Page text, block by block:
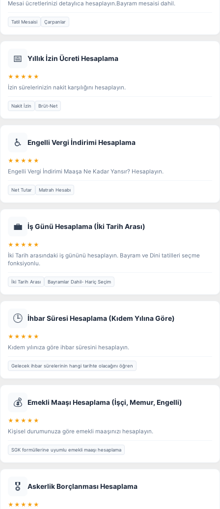
Mesai ücretlerinizi detaylıca hesaplayın.Bayram mesaisi dahil.
Tatil Mesaisi Çarpanlar
📅 Yıllık İzin Ücreti Hesaplama
★★★★★
İzin sürelerinizin nakit karşılığını hesaplayın.
Nakit İzin Brüt-Net
♿ Engelli Vergi İndirimi Hesaplama
★★★★★
Engelli Vergi İndirimi Maaşa Ne Kadar Yansır? Hesaplayın.
Net Tutar Matrah Hesabı
💼 İş Günü Hesaplama (İki Tarih Arası)
★★★★★
İki Tarih arasındaki iş gününü hesaplayın. Bayram ve Dini tatilleri seçme
fonksiyonlu.
İki Tarih Arası Bayramlar Dahil- Hariç Seçim
🕒 İhbar Süresi Hesaplama (Kıdem Yılına Göre)
★★★★★
Kıdem yılınıza göre ihbar süresini hesaplayın.
Gelecek ihbar sürelerinin hangi tarihte olacağını öğren
💰 Emekli Maaşı Hesaplama (İşçi, Memur, Engelli)
★★★★★
Kişisel durumunuza göre emekli maaşınızı hesaplayın.
SGK formüllerine uyumlu emekli maaşı hesaplama
🎖️ Askerlik Borçlanması Hesaplama
★★★★★